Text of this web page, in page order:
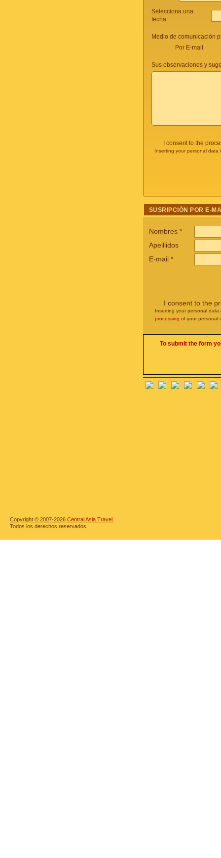
Selecciona una
fecha:
Medio de comunicación
Por E-mail
Sus observaciones y
I consent to the
Inserting your personal
SUSRIPCIÓN POR E-
Nombres *
Apeillidos
E-mail *
I consent to the
Inserting your personal
processing of your personal
To submit the form
Copyright © 2007-2026 Central Asia Travel.
Todos los derechos reservados.